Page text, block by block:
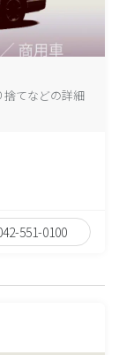
捨てなどの詳細
551-0100